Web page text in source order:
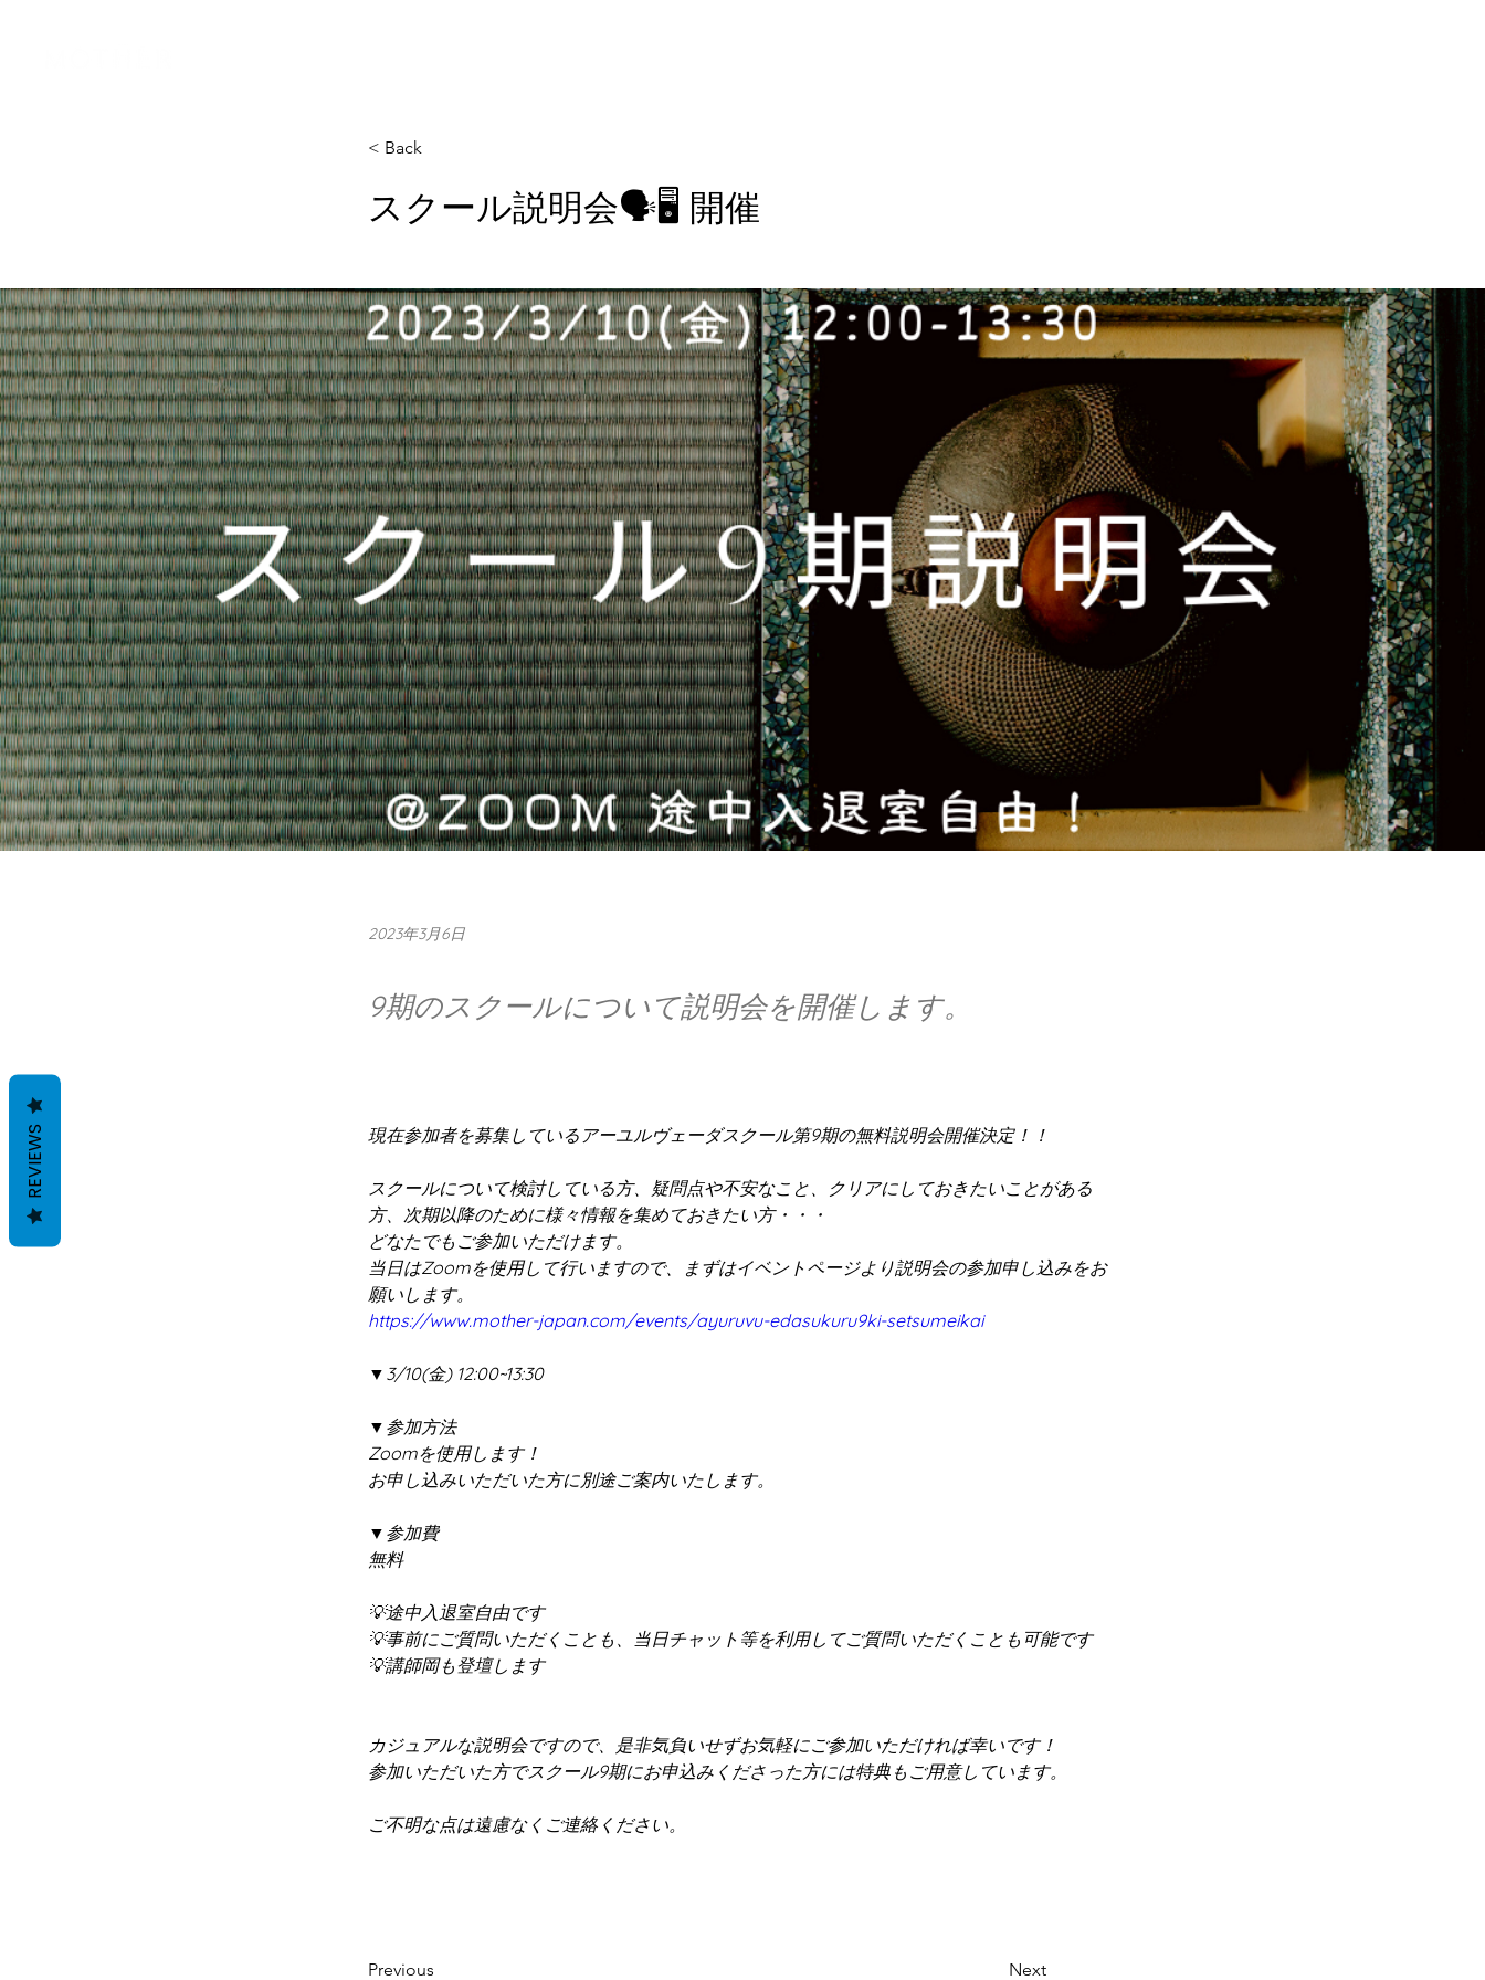
< Back
スクール説明会🗣🖥 開催
2023年3月6日
9期のスクールについて説明会を開催します。
現在参加者を募集しているアーユルヴェーダスクール第9期の無料説明会開催決定！！
スクールについて検討している方、疑問点や不安なこと、クリアにしておきたいことがある
方、次期以降のために様々情報を集めておきたい方・・・
どなたでもご参加いただけます。
当日はZoomを使用して行いますので、まずはイベントページより説明会の参加申し込みをお
願いします。
https://www.mother-japan.com/events/ayuruvu-edasukuru9ki-setsumeikai
▼3/10(金) 12:00~13:30
▼参加方法
Zoomを使用します！
お申し込みいただいた方に別途ご案内いたします。
▼参加費
無料
💡途中入退室自由です
💡事前にご質問いただくことも、当日チャット等を利用してご質問いただくことも可能です
💡講師岡も登壇します
カジュアルな説明会ですので、是非気負いせずお気軽にご参加いただければ幸いです！
参加いただいた方でスクール9期にお申込みくださった方には特典もご用意しています。
ご不明な点は遠慮なくご連絡ください。
Previous Next
REVIEWS